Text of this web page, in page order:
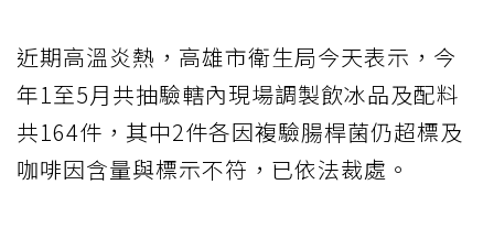
近期高溫炎熱，高雄市衛生局今天表示，今
年1至5月共抽驗轄內現場調製飲冰品及配料
共164件，其中2件各因複驗腸桿菌仍超標及
咖啡因含量與標示不符，已依法裁處。